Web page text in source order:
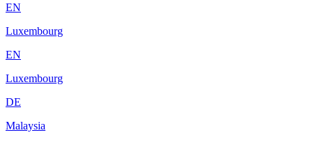
EN
Luxembourg
EN
Luxembourg
DE
Malaysia